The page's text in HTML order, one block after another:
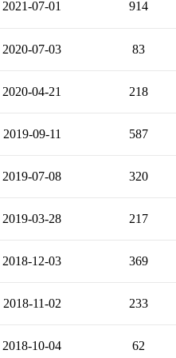
2021-07-01 914
2020-07-03 83
2020-04-21 218
2019-09-11 587
2019-07-08 320
2019-03-28 217
2018-12-03 369
2018-11-02 233
2018-10-04 62